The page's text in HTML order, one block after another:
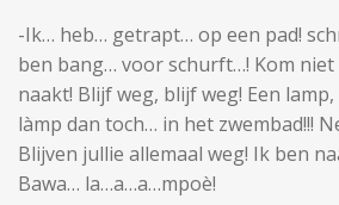
-Ik… heb… getrapt… op een pad!
ben bang… voor schurft…! Kom
naakt! Blijf weg, blijf weg! Een
làmp dan toch… in het zwembad!!!
Blijven jullie allemaal weg! Ik ben
Bawa… la…a…a…mpoè!